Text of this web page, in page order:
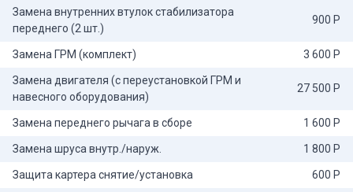
Замена внутренних втулок стабилизатора
переднего (2 шт.)
900 Р
Замена ГРМ (комплект) 3 600 Р
Замена двигателя (с переустановкой ГРМ и
навесного оборудования)
27 500 Р
Замена переднего рычага в сборе 1 600 Р
Замена шруса внутр./наруж. 1 800 Р
Защита картера снятие/установка 600 Р